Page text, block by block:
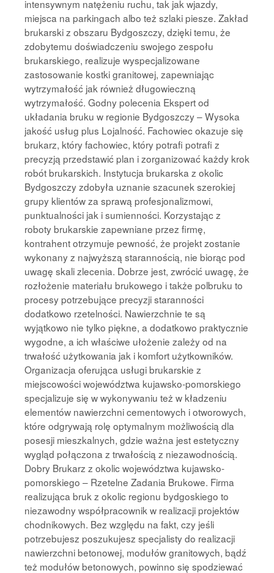
intensywnym natężeniu ruchu, tak jak wjazdy,
miejsca na parkingach albo też szlaki piesze. Zakład
brukarski z obszaru Bydgoszczy, dzięki temu, że
zdobytemu doświadczeniu swojego zespołu
brukarskiego, realizuje wyspecjalizowane
zastosowanie kostki granitowej, zapewniając
wytrzymałość jak również długowieczną
wytrzymałość. Godny polecenia Ekspert od
układania bruku w regionie Bydgoszczy – Wysoka
jakość usług plus Lojalność. Fachowiec okazuje się
brukarz, który fachowiec, który potrafi potrafi z
precyzją przedstawić plan i zorganizować każdy krok
robót brukarskich. Instytucja brukarska z okolic
Bydgoszczy zdobyła uznanie szacunek szerokiej
grupy klientów za sprawą profesjonalizmowi,
punktualności jak i sumienności. Korzystając z
roboty brukarskie zapewniane przez firmę,
kontrahent otrzymuje pewność, że projekt zostanie
wykonany z najwyższą starannością, nie biorąc pod
uwagę skali zlecenia. Dobrze jest, zwrócić uwagę, że
rozłożenie materiału brukowego i także polbruku to
procesy potrzebujące precyzji staranności
dodatkowo rzetelności. Nawierzchnie te są
wyjątkowo nie tylko piękne, a dodatkowo praktycznie
wygodne, a ich właściwe ułożenie zależy od na
trwałość użytkowania jak i komfort użytkowników.
Organizacja oferująca usługi brukarskie z
miejscowości województwa kujawsko-pomorskiego
specjalizuje się w wykonywaniu też w kładzeniu
elementów nawierzchni cementowych i otworowych,
które odgrywają rolę optymalnym możliwością dla
posesji mieszkalnych, gdzie ważna jest estetyczny
wygląd połączona z trwałością z niezawodnością.
Dobry Brukarz z okolic województwa kujawsko-
pomorskiego – Rzetelne Zadania Brukowe. Firma
realizująca bruk z okolic regionu bydgoskiego to
niezawodny współpracownik w realizacji projektów
chodnikowych. Bez względu na fakt, czy jeśli
potrzebujesz poszukujesz specjalisty do realizacji
nawierzchni betonowej, modułów granitowych, bądź
też modułów betonowych, powinno się spodziewać